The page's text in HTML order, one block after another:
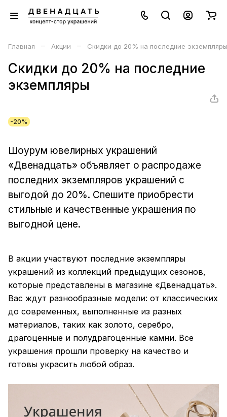
Главная – Акции – Скидки до 20% на последние экземпляры
Скидки до 20% на последние
экземпляры
-20%
Шоурум ювелирных украшений
«Двенадцать» объявляет о распродаже
последних экземпляров украшений с
выгодой до 20%. Спешите приобрести
стильные и качественные украшения по
выгодной цене.
В акции участвуют последние экземпляры
украшений из коллекций предыдущих сезонов,
которые представлены в магазине «Двенадцать».
Вас ждут разнообразные модели: от классических
до современных, выполненные из разных
материалов, таких как золото, серебро,
драгоценные и полудрагоценные камни. Все
украшения прошли проверку на качество и
готовы украсить любой образ.